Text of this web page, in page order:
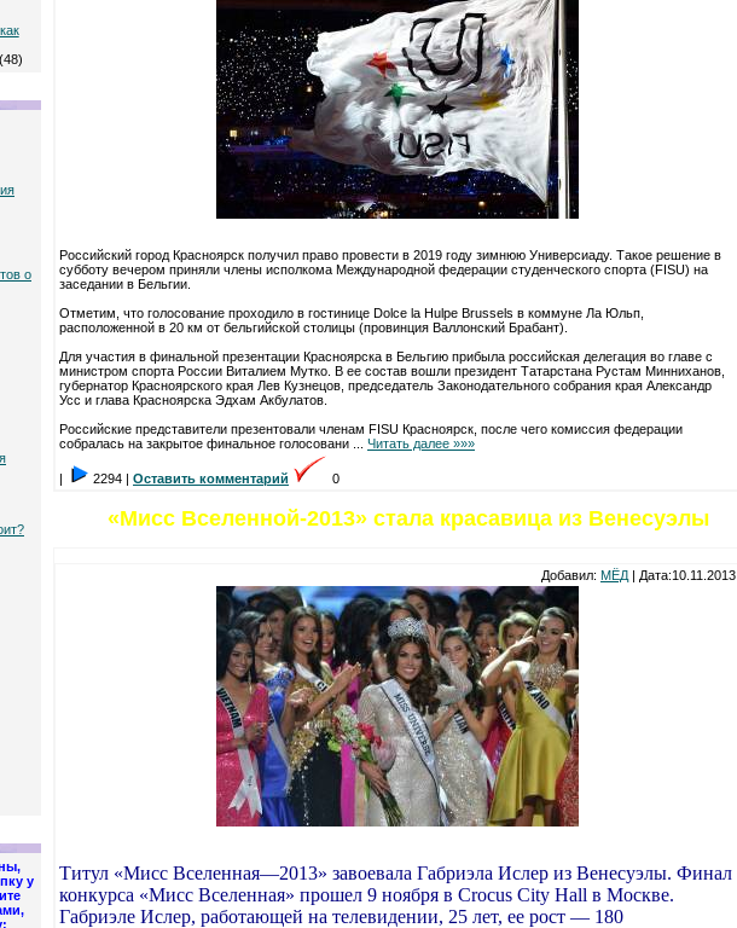
о
у
Российский город Красноярск получил право провести в 2019 году зимнюю Универсиаду. Такое решение в
субботу вечером приняли члены исполкома Международной федерации студенческого спорта (FISU) на
заседании в Бельгии.
Отметим, что голосование проходило в гостинице Dolce la Hulpe Brussels в коммуне Ла Юльп,
расположенной в 20 км от бельгийской столицы (провинция Валлонский Брабант).
Для участия в финальной презентации Красноярска в Бельгию прибыла российская делегация во главе с
министром спорта России Виталием Мутко. В ее состав вошли президент Татарстана Рустам Минниханов,
губернатор Красноярского края Лев Кузнецов, председатель Законодательного собрания края Александр
Усс и глава Красноярска Эдхам Акбулатов.
Российские представители презентовали членам FISU Красноярск, после чего комиссия федерации
собралась на закрытое финальное голосовани
Читать далее »»»
| 2294 | Оставить комментарий 0
«Мисс Вселенной-2013» стала красавица из Венесуэлы
Добавил: МЁД | Дата:10.11.2013
Титул «Мисс Вселенная—2013» завоевала Габриэла Ислер из Венесуэлы. Финал
конкурса «Мисс Вселенная» прошел 9 ноября в Crocus City Hall в Москве.
Габриэле Ислер, работающей на телевидении, 25 лет, ее рост — 180